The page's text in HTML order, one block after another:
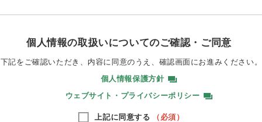
個人情報の取扱いについてのご確認・ご同意
下記をご確認いただき、内容に同意のうえ、 確認画面にお進みください。
個人情報保護方針
ウェブサイト・プライバシーポリシー
上記に同意する （必須）